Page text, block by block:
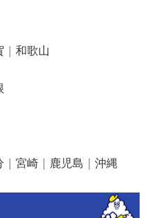
｜ 和歌山
｜ 宮崎｜ 鹿児島 ｜ 沖縄